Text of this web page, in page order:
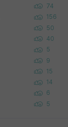
74
156
50
40
5
9
15
14
6
5